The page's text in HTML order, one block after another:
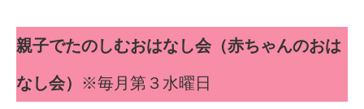
親子でたのしむおはなし会（赤ちゃんのおは
なし会） ※毎月第３水曜日